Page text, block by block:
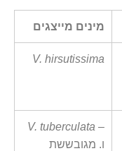
מינים מייצגים
V. hirsutissima
V. tuberculata –
ו. מגובששת